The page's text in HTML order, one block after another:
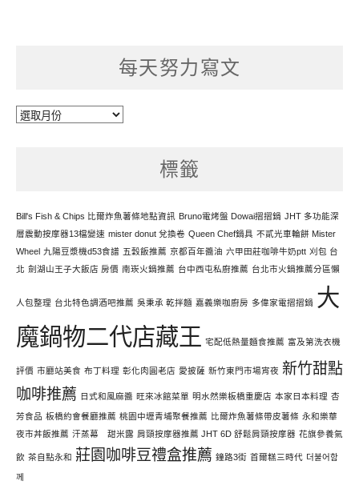
每天努力寫文
每
標籤
Bill's Fish & Chips 比爾炸魚薯條地點資訊 Bruno電烤盤 Dowai摺摺鍋 JHT 多功能深
層震動按摩器13檔變速 mister donut 兌換卷 Queen Chef鍋具 不貳光車輪餅 Mister
Wheel 九陽豆漿機d53食譜 五穀飯推薦 京都百年醬油 六甲田莊咖啡牛奶ptt 刈包 台
北 劍湖山王子大飯店 房價 南崁火鍋推薦 台中西屯私廚推薦 台北市火鍋推薦分區懶
人包整理 台北特色調酒吧推薦 吳秉承 乾拌麵 嘉義樂咖廚房 多偉家電摺摺鍋 大
魔鍋物二代店藏王 宅配低熱量麵食推薦 富及第洗衣機
評價 市廳站美食 布丁料理 彰化肉圓老店 愛披薩 新竹東門市場宵夜 新竹甜點
咖啡推薦 日式和風麻醬 旺來冰館菜單 明水然樂板橋重慶店 本家日本料理 杏
芳食品 板橋約會餐廳推薦 桃園中壢青埔聚餐推薦 比爾炸魚薯條帶皮薯條 永和樂華
夜市丼飯推薦 汗蒸幕 甜米露 肩頸按摩器推薦 JHT 6D 舒鬆肩頸按摩器 花旗參養氣
飲 茶自點永和 莊園咖啡豆禮盒推薦 鐘路3街 首爾糕三時代 더불어함
께